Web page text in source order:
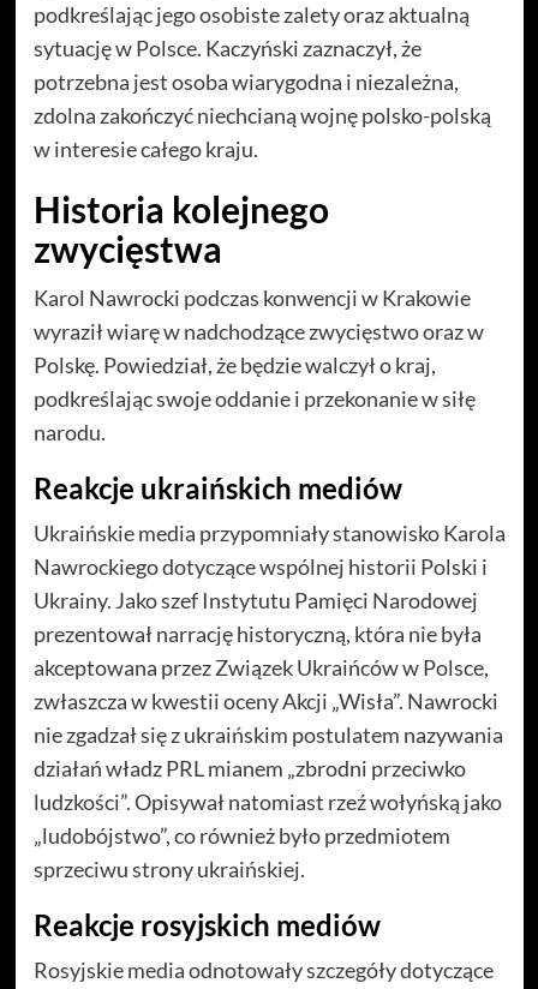
podkreślając jego osobiste zalety oraz aktualną
sytuację w Polsce. Kaczyński zaznaczył, że
potrzebna jest osoba wiarygodna i niezależna,
zdolna zakończyć niechcianą wojnę polsko-polską
w interesie całego kraju.
Historia kolejnego
zwycięstwa
Karol Nawrocki podczas konwencji w Krakowie
wyraził wiarę w nadchodzące zwycięstwo oraz w
Polskę. Powiedział, że będzie walczył o kraj,
podkreślając swoje oddanie i przekonanie w siłę
narodu.
Reakcje ukraińskich mediów
Ukraińskie media przypomniały stanowisko Karola
Nawrockiego dotyczące wspólnej historii Polski i
Ukrainy. Jako szef Instytutu Pamięci Narodowej
prezentował narrację historyczną, która nie była
akceptowana przez Związek Ukraińców w Polsce,
zwłaszcza w kwestii oceny Akcji „Wisła”. Nawrocki
nie zgadzał się z ukraińskim postulatem nazywania
działań władz PRL mianem „zbrodni przeciwko
ludzkości”. Opisywał natomiast rzeź wołyńską jako
„ludobójstwo”, co również było przedmiotem
sprzeciwu strony ukraińskiej.
Reakcje rosyjskich mediów
Rosyjskie media odnotowały szczegóły dotyczące